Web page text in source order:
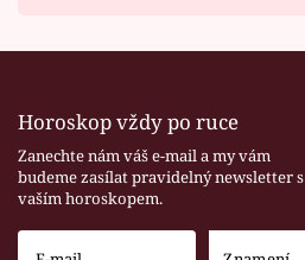
Horoskop vždy po ruce
Zanechte nám váš e-mail a my vám
budeme zasílat pravidelný newsletter s
vaším horoskopem.